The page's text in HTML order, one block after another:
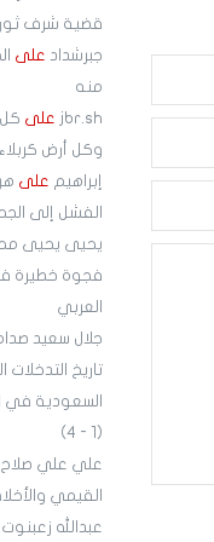
قضية شرف
جبرشداد على
منه
jbr.sh على كل
وكل أرض كربلاء
إبراهيم على
الفشل إلى
يحيى يحيى
فجوة خطيرة
العربي
جلال سعيد
تاريخ التدخلات
السعودية في
(1 - 4)
علي علي صلاح
القيمي
عبدالله زعبنوت